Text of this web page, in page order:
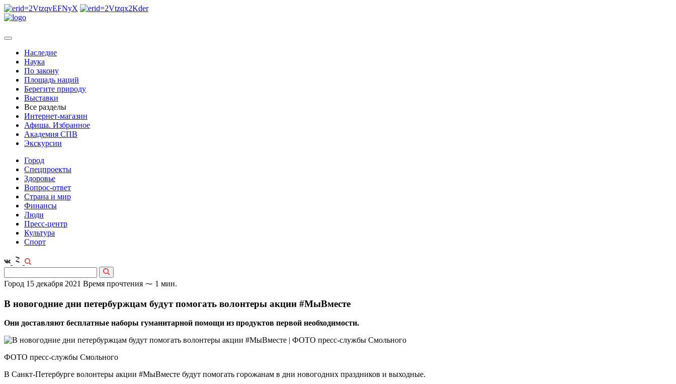
Наследие
Наука
По закону
Площадь наций
Берегите природу
Выставки
Все разделы
Интернет-магазин
Афиша. Избранное
Академия СПВ
Экскурсии
Город
Спецпроекты
Здоровье
Вопрос-ответ
Страна и мир
Финансы
Люди
Пресс-центр
Культура
Спорт
Город 15 декабря 2021 Время прочтения ⁓ 1 мин.
В новогодние дни петербуржцам будут помогать волонтеры акции #МыВместе
Они доставляют бесплатные наборы гуманитарной помощи из продуктов первой необходимости.
ФОТО пресс-службы Смольного
В Санкт-Петербурге волонтеры акции #МыВместе будут помогать горожанам в дни новогодних праздников и выходные.